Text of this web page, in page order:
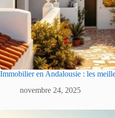
Immobilier en Andalousie : les
novembre 24, 2025